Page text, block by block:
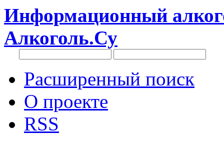
Информационный
Алкоголь.Су
Расширенный поиск
О проекте
RSS